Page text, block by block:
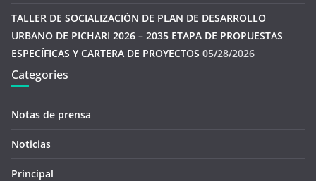
TALLER DE SOCIALIZACIÓN DE PLAN DE DESARROLLO
URBANO DE PICHARI 2026 – 2035 ETAPA DE PROPUESTAS
ESPECÍFICAS Y CARTERA DE PROYECTOS 05/28/2026
Categories
Notas de prensa
Noticias
Principal